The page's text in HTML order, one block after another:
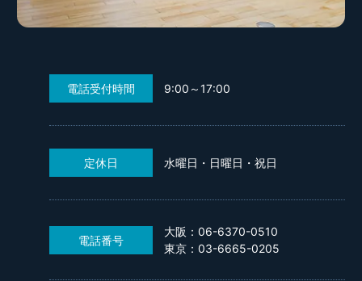
電話受付時間 9:00～17:00
定休日 水曜日・日曜日・祝日
電話番号
大阪：06-6370-0510
東京：03-6665-0205